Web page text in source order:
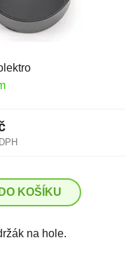
DO KOŠÍKU
na hole.